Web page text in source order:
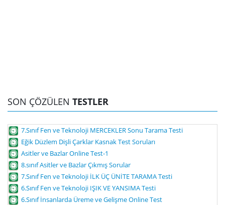
SON ÇÖZÜLEN TESTLER
7.Sınıf Fen ve Teknoloji MERCEKLER Sonu Tarama Testi
Eğik Düzlem Dişli Çarklar Kasnak Test Soruları
Asitler ve Bazlar Online Test-1
8.sınıf Asitler ve Bazlar Çıkmış Sorular
7.Sınıf Fen ve Teknoloji İLK ÜÇ ÜNİTE TARAMA Testi
6.Sınıf Fen ve Teknoloji IŞIK VE YANSIMA Testi
6.Sınıf İnsanlarda Üreme ve Gelişme Online Test